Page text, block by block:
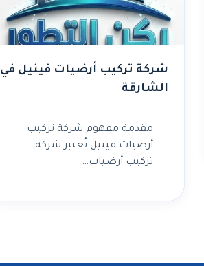
شركة تركيب أرضيات فينيل في
الشارقة
مقدمة مفهوم شركة تركيب
أرضيات فينيل تُعتبر شركة
تركيب أرضيات…